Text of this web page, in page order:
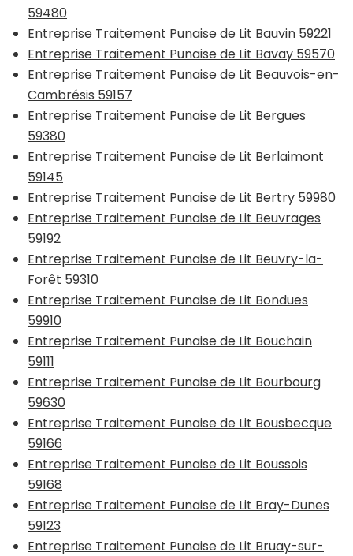
59480
Entreprise Traitement Punaise de Lit Bauvin 59221
Entreprise Traitement Punaise de Lit Bavay 59570
Entreprise Traitement Punaise de Lit Beauvois-en-
Cambrésis 59157
Entreprise Traitement Punaise de Lit Bergues
59380
Entreprise Traitement Punaise de Lit Berlaimont
59145
Entreprise Traitement Punaise de Lit Bertry 59980
Entreprise Traitement Punaise de Lit Beuvrages
59192
Entreprise Traitement Punaise de Lit Beuvry-la-
Forêt 59310
Entreprise Traitement Punaise de Lit Bondues
59910
Entreprise Traitement Punaise de Lit Bouchain
59111
Entreprise Traitement Punaise de Lit Bourbourg
59630
Entreprise Traitement Punaise de Lit Bousbecque
59166
Entreprise Traitement Punaise de Lit Boussois
59168
Entreprise Traitement Punaise de Lit Bray-Dunes
59123
Entreprise Traitement Punaise de Lit Bruay-sur-